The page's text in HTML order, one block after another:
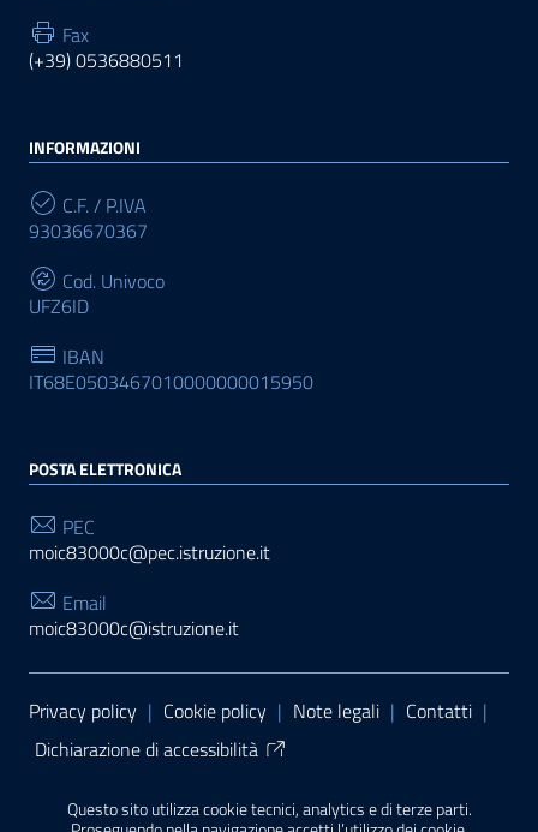
Questo sito utilizza cookie tecnici, analytics e di terze parti.
Fax
(+39) 0536880511
INFORMAZIONI
C.F. / P.IVA
93036670367
Cod. Univoco
UFZ6ID
IBAN
IT68E0503467010000000015950
POSTA ELETTRONICA
PEC
moic83000c@pec.istruzione.it
Email
moic83000c@istruzione.it
Sezione Link Utili
Privacy policy | Cookie policy | Note legali | Contatti |
Dichiarazione di accessibilità
PA di AgID
| Realizzato con WordPress da